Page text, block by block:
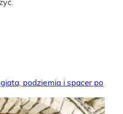
podziemia i spacer po